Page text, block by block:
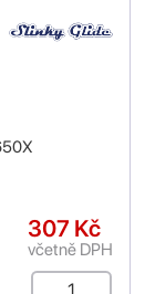
307 Kč
včetně DPH